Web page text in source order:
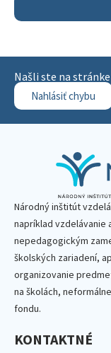
Našli ste na
Nahlásiť chybu
Národný inštitút
napríklad vzdelávanie
nepedagogickým
školských zariadení,
organizovanie
na školách,
fondu.
KONTAKTNÉ